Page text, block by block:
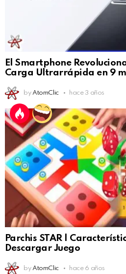
El Smartphone
Carga Ultrarrápida en 9
by AtomClic hace 3 años
Parchis STAR |
Descargar Juego
by AtomClic hace 6 años